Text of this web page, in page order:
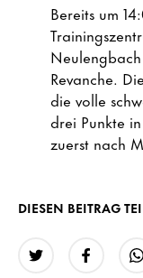
Bereits um
Revanche.
die volle
drei Punkte
zuerst nach
DIESEN BEITRAG